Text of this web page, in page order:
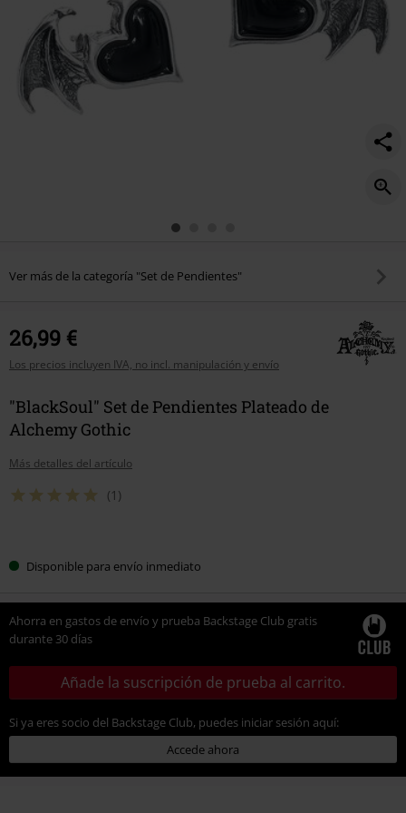
Ver más de la categoría "Set de Pendientes"
26,99 €
Los precios incluyen IVA, no incl. manipulación y envío
"BlackSoul" Set de Pendientes Plateado de
Alchemy Gothic
Más detalles del artículo
(1)
tu Disponible para envío inmediato
Ahorra en gastos de envío y prueba Backstage Club gratis
durante 30 días
Añade la suscripción de prueba al carrito.
Si ya eres socio del Backstage Club, puedes iniciar sesión aquí:
Accede ahora